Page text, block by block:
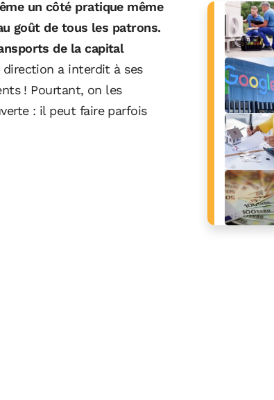
un côté pratique même
goût de tous les patrons.
de la capital
direction a interdit à ses
! Pourtant, on les
: il peut faire parfois